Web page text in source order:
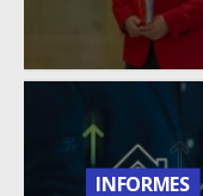
INFORMES